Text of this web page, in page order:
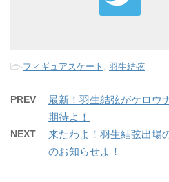
-フィギュアスケート 羽生結弦
PREV
最新！羽生結弦がケロウ
期待よ！
NEXT
来たわよ！羽生結弦出場
のお知らせよ！